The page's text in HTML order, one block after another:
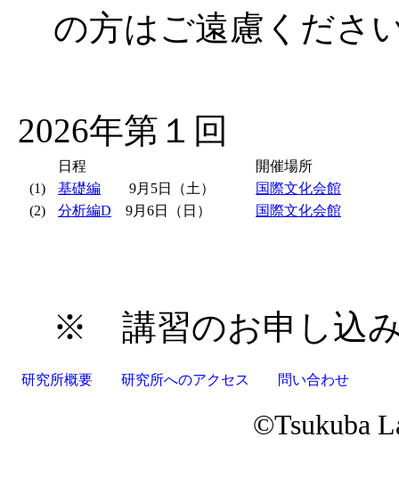
の方はご遠慮くださ
2026年第１回
日程
開催場所
(1)
基礎編 9月5日（土）
国際文化会館
(2)
分析編D 9月6日（日） 国際文化会館
※ 講習のお申し込
研究所概要 研究所へのアクセス 問い合わせ
©Tsukuba